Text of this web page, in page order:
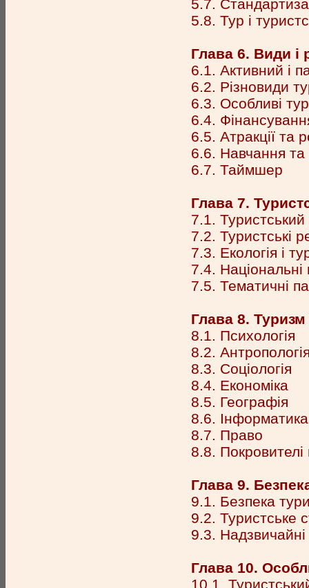
5.7.
5.8. Тур і
Глава 6. Види і
6.1. Активний і
6.2. Різновиди
6.3. Особливі
6.4.
6.5. Атракції та
6.6. Навчання
6.7. Таймшер
Глава 7.
7.1. Туристський
7.2. Туристські
7.3. Екологія і
7.4. Національні
7.5. Тематичні
Глава 8. Туризм
8.1. Психологія
8.2.
8.3. Соціологія
8.4. Економіка
8.5. Географія
8.6. Інформатика
8.7. Право
8.8. Покровителі
Глава 9.
9.1. Безпека
9.2. Туристське
9.3. Надзвичайні
Глава 10.
10.1.